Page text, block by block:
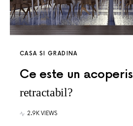
CASA SI GRADINA
Ce este un acoperis
retractabil?
2.9K VIEWS